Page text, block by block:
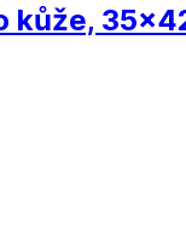
kůže,